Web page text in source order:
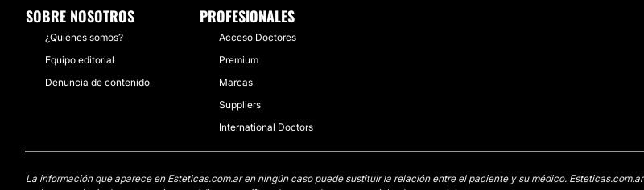
SOBRE NOSOTROS
¿Quiénes somos?
Equipo editorial
Denuncia de contenido
PROFESIONALES
Acceso Doctores
Premium
Marcas
Suppliers
International Doctors
La información que aparece en Esteticas.com.ar en ningún caso puede sustituir la relación entre el paciente y su médico. Esteticas.com.ar